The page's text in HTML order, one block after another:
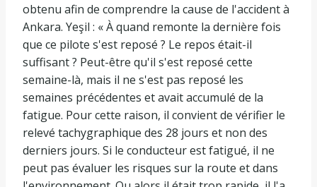
obtenu afin de comprendre la cause de l'accident à
Ankara. Yeşil : « À quand remonte la dernière fois
que ce pilote s'est reposé ? Le repos était-il
suffisant ? Peut-être qu'il s'est reposé cette
semaine-là, mais il ne s'est pas reposé les
semaines précédentes et avait accumulé de la
fatigue. Pour cette raison, il convient de vérifier le
relevé tachygraphique des 28 jours et non des
derniers jours. Si le conducteur est fatigué, il ne
peut pas évaluer les risques sur la route et dans